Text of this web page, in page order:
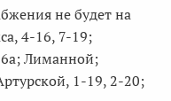
не будет на
4-16, 7-19;
Лиманной;
1-19, 2-20;